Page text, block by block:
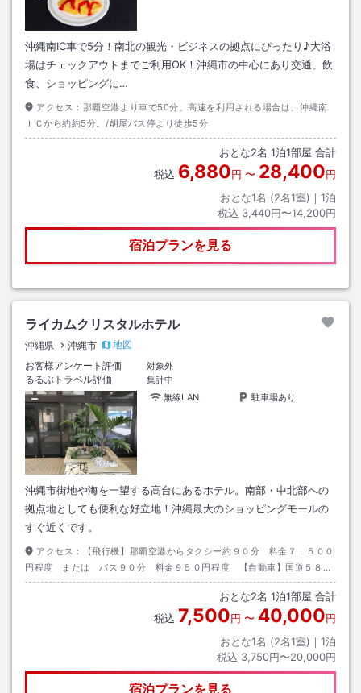
沖縄南IC車で5分！南北の観光・ビジネスの拠点にぴったり♪大浴
場はチェックアウトまでご利用OK！沖縄市の中心にあり交通、飲
食、ショッピングに…
アクセス： 那覇空港より車で50分。高速を利用される場合は、沖縄南
ＩＣから約約5分。/胡屋バス停より徒歩5分
おとな2名 1泊1部屋 合計
税込 6,880円 〜 28,400円
おとな1名 (2名1室)｜ 1泊
税込 3,440円〜14,200円
宿泊プランを見る
ライカムクリスタルホテル
沖縄県 沖縄市
地図
お客様アンケート評価
対象外
るるぶトラベル評価
集計中
無線LAN
駐車場あり
沖縄市街地や海を一望する高台にあるホテル。南部・中北部への
拠点地としても便利な好立地！沖縄最大のショッピングモールの
すぐ近くです。
アクセス：
【飛行機】那覇空港からタクシー約９０分 料金７，５００
円程度 または バス９０分 料金９５０円程度 【自動車】国道５８号
線から県道８５号線利用
おとな2名 1泊1部屋 合計
税込 7,500円 〜 40,000円
おとな1名 (2名1室)｜ 1泊
税込 3,750円〜20,000円
宿泊プランを見る